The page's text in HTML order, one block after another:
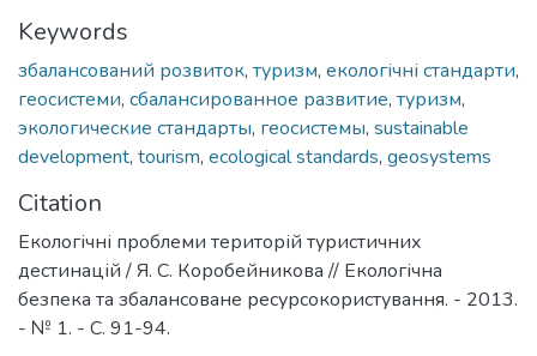
Keywords
збалансований розвиток, туризм, екологічні стандарти,
геосистеми, сбалансированное развитие, туризм,
экологические стандарты, геосистемы, sustainable
development, tourism, ecological standards, geosystems
Citation
Екологічні проблеми територій туристичних
дестинацій / Я. С. Коробейникова // Екологічна
безпека та збалансоване ресурсокористування. - 2013.
- № 1. - С. 91-94.